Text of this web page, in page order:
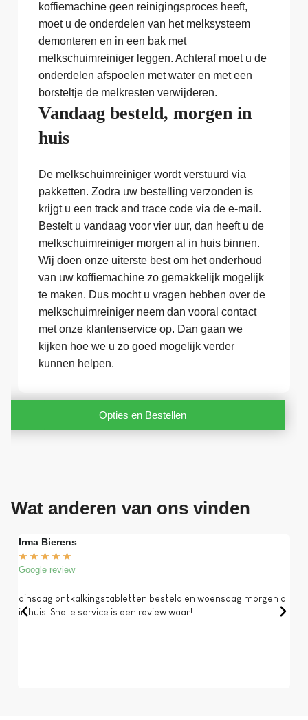
koffiemachine geen reinigingsproces heeft,
moet u de onderdelen van het melksysteem
demonteren en in een bak met
melkschuimreiniger leggen. Achteraf moet u de
onderdelen afspoelen met water en met een
borsteltje de melkresten verwijderen.
Vandaag besteld, morgen in
huis
De melkschuimreiniger wordt verstuurd via
pakketten. Zodra uw bestelling verzonden is
krijgt u een track and trace code via de e-mail.
Bestelt u vandaag voor vier uur, dan heeft u de
melkschuimreiniger morgen al in huis binnen.
Wij doen onze uiterste best om het onderhoud
van uw koffiemachine zo gemakkelijk mogelijk
te maken. Dus mocht u vragen hebben over de
melkschuimreiniger neem dan vooral contact
met onze klantenservice op. Dan gaan we
kijken hoe we u zo goed mogelijk verder
kunnen helpen.
Opties en Bestellen
Wat anderen van ons vinden
Irma Bierens
★ ★ ★ ★ ★
Google review
dinsdag ontkalkingstabletten besteld en woensdag morgen al
in huis. Snelle service is een review waar!